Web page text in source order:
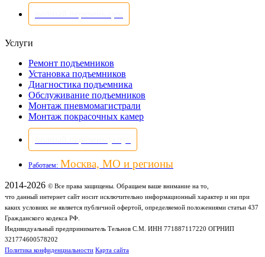
Услуги
Ремонт подъемников
Установка подъемников
Диагностика подъемника
Обслуживание подъемников
Монтаж пневмомагистрали
Монтаж покрасочных камер
Работаем: Москва, МО и регионы
2014-2026 © Все права защищены. Обращаем ваше внимание на то,
что данный интернет сайт носит исключительно информационный характер и ни при
каких условиях не является публичной офертой, определяемой положениями статьи 437
Гражданского кодекса РФ.
Индивидуальный предприниматель Тельнов С.М. ИНН 771887117220 ОГРНИП
321774600578202
Политика конфиденциальности Карта сайта